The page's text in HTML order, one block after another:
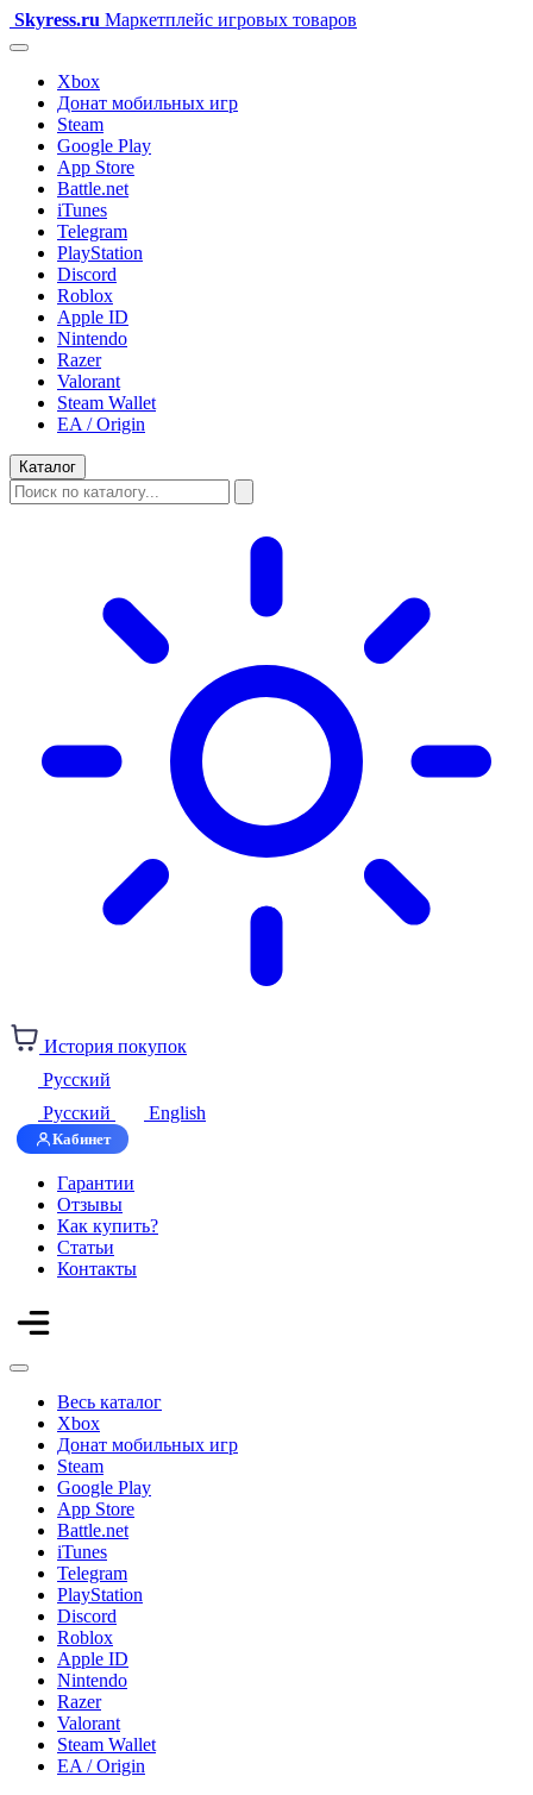
Skyress.ru Маркетплейс игровых товаров
Xbox
Донат мобильных игр
Steam
Google Play
App Store
Battle.net
iTunes
Telegram
PlayStation
Discord
Roblox
Apple ID
Nintendo
Razer
Valorant
Steam Wallet
EA / Origin
Каталог
История покупок
Русский
Русский
English
Кабинет
Гарантии
Отзывы
Как купить?
Статьи
Контакты
Весь каталог
Xbox
Донат мобильных игр
Steam
Google Play
App Store
Battle.net
iTunes
Telegram
PlayStation
Discord
Roblox
Apple ID
Nintendo
Razer
Valorant
Steam Wallet
EA / Origin